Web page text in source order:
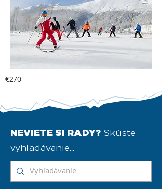
€270
NEVIETE SI RADY? Skúste
vyhľadávanie...